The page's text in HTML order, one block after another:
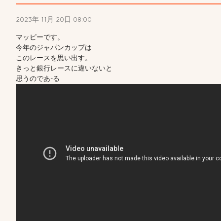
2023年 11月 20日 08:00
マッピーです。
今年のジャパンカップは
このレースを思い出す。
きっと銀行レースに違いないと
思うのであ-る